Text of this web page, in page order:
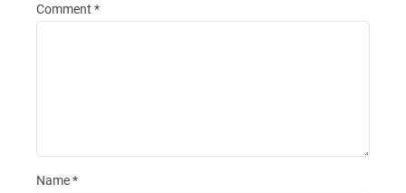
Comment *
Name*